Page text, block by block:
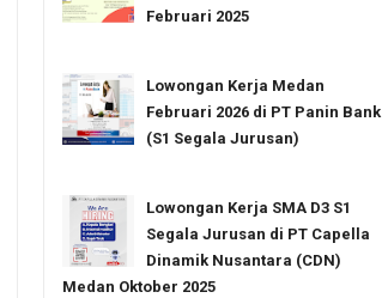
Februari 2025
Lowongan Kerja Medan
Februari 2026 di PT Panin Bank
(S1 Segala Jurusan)
Lowongan Kerja SMA D3 S1
Segala Jurusan di PT Capella
Dinamik Nusantara (CDN)
Medan Oktober 2025